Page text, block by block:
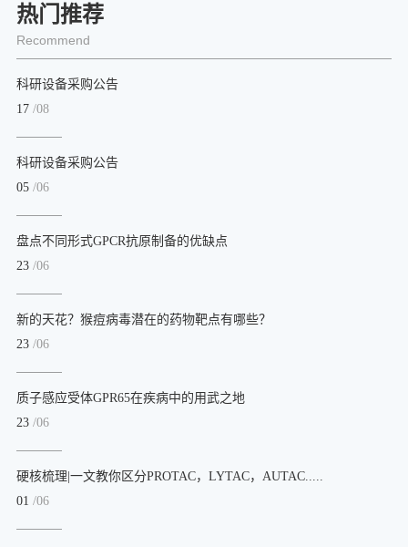
热门推荐
Recommend
科研设备采购公告
17 /08
科研设备采购公告
05 /06
盘点不同形式GPCR抗原制备的优缺点
23 /06
新的天花？猴痘病毒潜在的药物靶点有哪些？
23 /06
质子感应受体GPR65在疾病中的用武之地
23 /06
硬核梳理|一文教你区分PROTAC，LYTAC，AUTAC.....
01 /06